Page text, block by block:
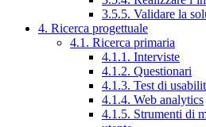
3.5.5. Validare la
4. Ricerca progettuale
4.1. Ricerca primaria
4.1.1. Interviste
4.1.2. Questionari
4.1.3. Test di
4.1.4. Web analytics
4.1.5. Strumenti di